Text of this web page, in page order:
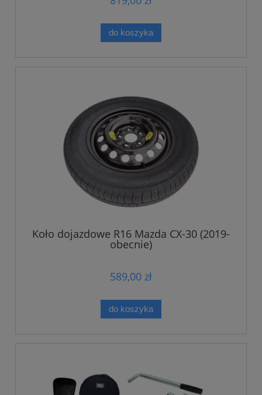
do koszyka
Koło dojazdowe R16 Mazda CX-30 (2019-
obecnie)
589,00 zł
do koszyka